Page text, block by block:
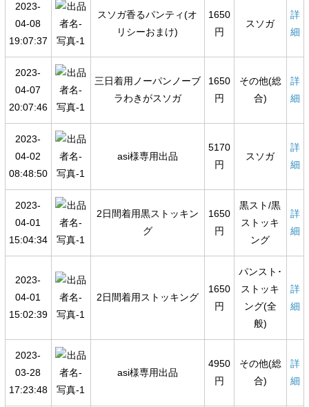
2023-
04-08
19:07:37
スソガ香るパンティ(オ
リシーおまけ)
1650
円
スソガ
詳
細
2023-
04-07
20:07:46
三日着用ノーパンノーブ
ラわきがスソガ
1650
円
その他(総
合)
詳
細
2023-
04-02
08:48:50
asi様専用出品
5170
円
スソガ
詳
細
2023-
04-01
15:04:34
2日間着用黒ストッキン
グ
1650
円
黒スト/黒
ストッキ
ング
詳
細
2023-
04-01
15:02:39
2日間着用ストッキング
1650
円
パンスト･
ストッキ
ング(全
般)
詳
細
2023-
03-28
17:23:48
asi様専用出品
4950
円
その他(総
合)
詳
細